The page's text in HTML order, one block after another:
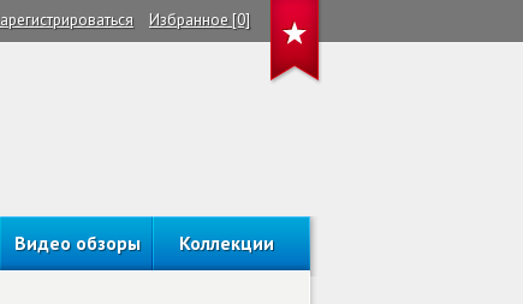
Избранное [0]
Видео обзоры Коллекции